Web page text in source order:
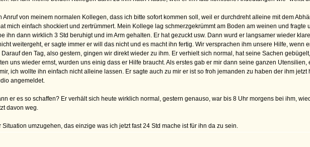
Anruf von meinem normalen Kollegen, dass ich bitte sofort kommen soll, weil er durchdreht alleine mit dem
mich einfach shockiert und zertrümmert. Mein Kollege lag schmerzgekrümmt am Boden am weinen und
ihn dann wirklich 3 Std beruhigt und im Arm gehalten. Er hat gezuckt usw. Dann wurd er langsamer wieder
weitergeht, er sagte immer er will das nicht und es macht ihn fertig. Wir versprachen ihm unsere Hilfe, wenn
den Tag, also gestern, gingen wir direkt wieder zu ihm. Er verhielt sich normal, hat seine Sachen
uns wieder ernst, wurden uns einig dass er Hilfe braucht. Als erstes gab er mir dann seine ganzen
ich wollte ihn einfach nicht alleine lassen. Er sagte auch zu mir er ist so froh jemanden zu haben der ihm
angemeldet.
er es so schaffen? Er verhält sich heute wirklich normal, gestern genauso, war bis 8 Uhr morgens bei ihm,
davon weg.
umzugehen, das einzige was ich jetzt fast 24 Std mache ist für ihn da zu sein.